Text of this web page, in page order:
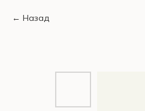
Назад